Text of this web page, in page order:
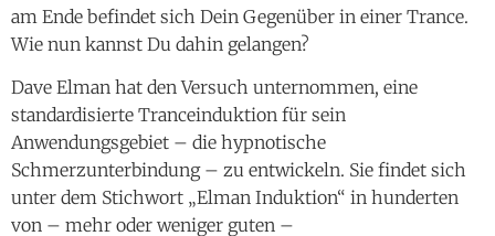
am Ende befindet sich Dein Gegenüber in einer Trance.
Wie nun kannst Du dahin gelangen?
Dave Elman hat den Versuch unternommen, eine
standardisierte Tranceinduktion für sein
Anwendungsgebiet – die hypnotische
Schmerzunterbindung – zu entwickeln. Sie findet sich
unter dem Stichwort „Elman Induktion“ in hunderten
von – mehr oder weniger guten –